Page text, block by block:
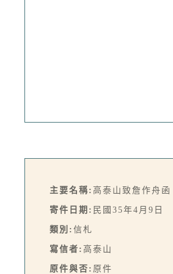
主要名稱: 高泰山致詹作舟
寄件日期: 民國35年4月9日
類別: 信札
寫信者: 高泰山
原件與否: 原件